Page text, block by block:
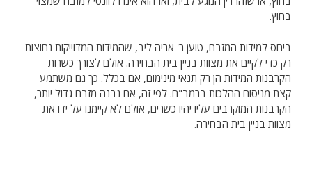
בחוץ.
ביחס למידות המזבח, טוען ר' אריה ליב, שהמידות המדוייקות נחוצות
רק כדי לקיים את מצוות בניין בית הבחירה. אולם לצורך כשרות
הקרבנות המידות הן רק תנאי מינימום, אם בכלל. כך גם משתמע
קצת מניסוח ההלכות ברמב"ם. לפי זה, אם נבנה מזבח גדול יותר,
הקרבנות המוקרבים עליו יהיו כשרים, אולם לא קיימנו על ידו את
מצוות בניין בית הבחירה.